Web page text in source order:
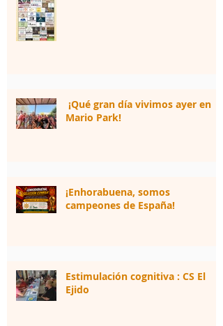
¡Qué gran día vivimos ayer en
Mario Park!
¡Enhorabuena, somos
campeones de España!
Estimulación cognitiva : CS El
Ejido